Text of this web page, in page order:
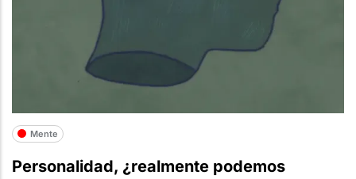
Mente
Personalidad, ¿realmente podemos